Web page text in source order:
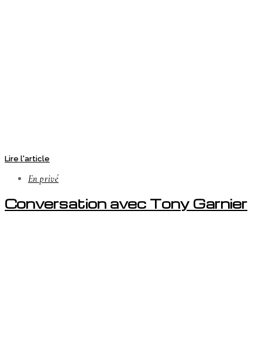
Lire l'article
En privé
Conversation avec Tony Garnier